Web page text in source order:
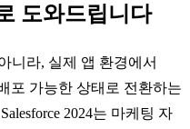
도와드립니다
니라, 실제 앱 환경에서
포 가능한 상태로 전환하는
2024는 마케팅 자